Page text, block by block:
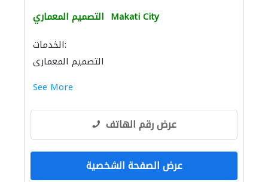
التصميم المعماري Makati City
الخدمات:
التصميم المعماري
See More
عرض رقم الهاتف
عرض الصفحة الشخصية